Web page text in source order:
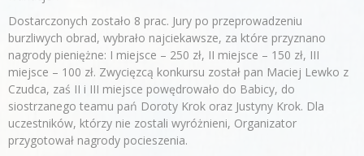
Dostarczonych zostało 8 prac. Jury po przeprowadzeniu
burzliwych obrad, wybrało najciekawsze, za które przyznano
nagrody pieniężne: I miejsce – 250 zł, II miejsce – 150 zł, III
miejsce – 100 zł. Zwycięzcą konkursu został pan Maciej Lewko z
Czudca, zaś II i III miejsce powędrowało do Babicy, do
siostrzanego teamu pań Doroty Krok oraz Justyny Krok. Dla
uczestników, którzy nie zostali wyróżnieni, Organizator
przygotował nagrody pocieszenia.